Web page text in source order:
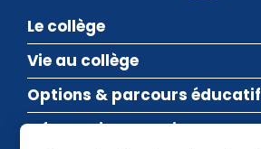
Le collège
Vie au collège
Options & parcours éducatif
Informations pratiques